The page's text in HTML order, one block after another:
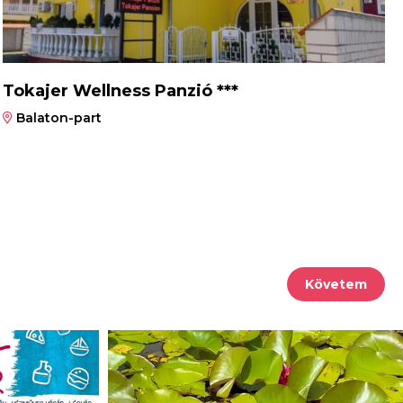
Tokajer Wellness Panzió ***
Balaton-part
Követem